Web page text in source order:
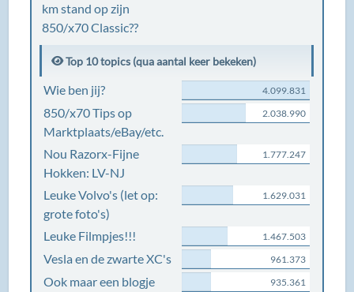
km stand op zijn
850/x70 Classic??
Top 10 topics (qua aantal keer bekeken)
Wie ben jij? 4.099.831
850/x70 Tips op
Marktplaats/eBay/etc.
2.038.990
Nou Razorx-Fijne
Hokken: LV-NJ
1.777.247
Leuke Volvo's (let op:
grote foto's)
1.629.031
Leuke Filmpjes!!! 1.467.503
Vesla en de zwarte XC's 961.373
Ook maar een blogje
935.361